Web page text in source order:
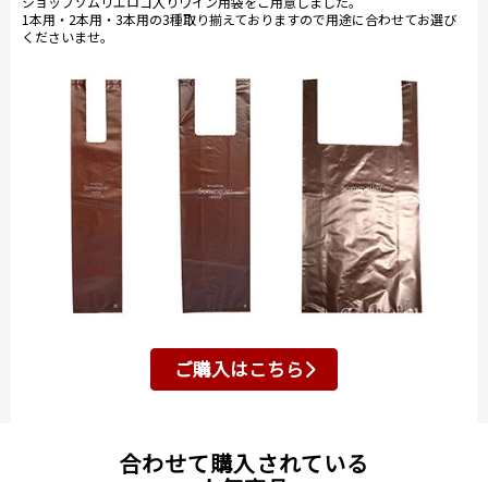
1本用・2本用・3本用の3種取り揃えておりますので用途に合わせてお選び
くださいませ。
ご購入はこちら
合わせて購入されている